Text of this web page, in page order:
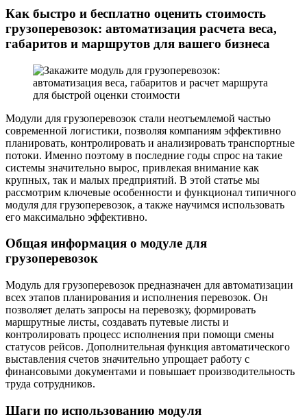
Как быстро и бесплатно оценить стоимость
грузоперевозок: автоматизация расчета веса,
габаритов и маршрутов для вашего бизнеса
Модули для грузоперевозок стали неотъемлемой частью
современной логистики, позволяя компаниям эффективно
планировать, контролировать и анализировать транспортные
потоки. Именно поэтому в последние годы спрос на такие
системы значительно вырос, привлекая внимание как
крупных, так и малых предприятий. В этой статье мы
рассмотрим ключевые особенности и функционал типичного
модуля для грузоперевозок, а также научимся использовать
его максимально эффективно.
Общая информация о модуле для
грузоперевозок
Модуль для грузоперевозок предназначен для автоматизации
всех этапов планирования и исполнения перевозок. Он
позволяет делать запросы на перевозку, формировать
маршрутные листы, создавать путевые листы и
контролировать процесс исполнения при помощи смены
статусов рейсов. Дополнительная функция автоматического
выставления счетов значительно упрощает работу с
финансовыми документами и повышает производительность
труда сотрудников.
Шаги по использованию модуля